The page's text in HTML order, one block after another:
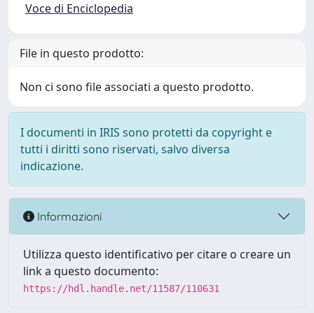
Voce di Enciclopedia
File in questo prodotto:
Non ci sono file associati a questo prodotto.
I documenti in IRIS sono protetti da copyright e
tutti i diritti sono riservati, salvo diversa
indicazione.
Informazioni
Utilizza questo identificativo per citare o creare un
link a questo documento:
https://hdl.handle.net/11587/110631